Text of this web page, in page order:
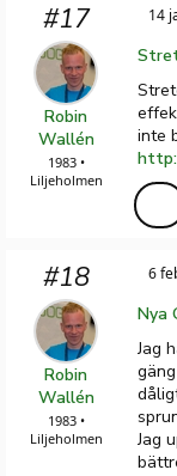
#17
Robin
Wallén
1983 •
Liljeholmen
14
inte
#18
Robin
Wallén
1983 •
Liljeholmen
6
Nya
Jag
Jag